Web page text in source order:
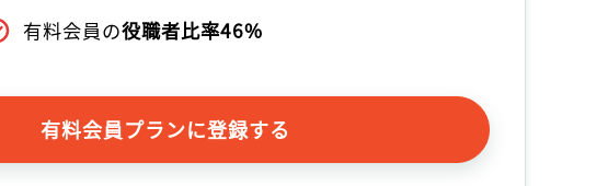
有料会員の役職者比率46%
有料会員プランに登録する
記事をお気に入りに保存するには
ログイン 会員登録